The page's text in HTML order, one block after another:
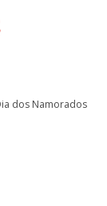
dos Namorados